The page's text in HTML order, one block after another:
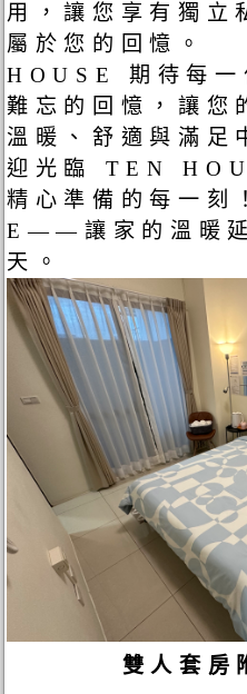
用，讓您享有獨立
屬於您的回憶。
HOUSE 期待每一
難忘的回憶，讓您
溫暖、舒適與滿足
迎光臨 TEN
精心準備的每一
E——讓家的溫暖
天。
雙人套房